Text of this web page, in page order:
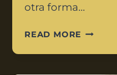
otra forma…
READ MORE